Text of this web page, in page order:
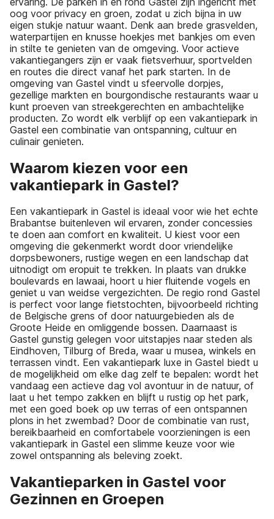
oog voor privacy en groen, zodat u zich bijna in uw
eigen stukje natuur waant. Denk aan brede grasvelden,
waterpartijen en knusse hoekjes met bankjes om even
in stilte te genieten van de omgeving. Voor actieve
vakantiegangers zijn er vaak fietsverhuur, sportvelden
en routes die direct vanaf het park starten. In de
omgeving van Gastel vindt u sfeervolle dorpjes,
gezellige markten en bourgondische restaurants waar u
kunt proeven van streekgerechten en ambachtelijke
producten. Zo wordt elk verblijf op een vakantiepark in
Gastel een combinatie van ontspanning, cultuur en
culinair genieten.
Waarom kiezen voor een
vakantiepark in Gastel?
Een vakantiepark in Gastel is ideaal voor wie het echte
Brabantse buitenleven wil ervaren, zonder concessies
te doen aan comfort en kwaliteit. U kiest voor een
omgeving die gekenmerkt wordt door vriendelijke
dorpsbewoners, rustige wegen en een landschap dat
uitnodigt om eropuit te trekken. In plaats van drukke
boulevards en lawaai, hoort u hier fluitende vogels en
geniet u van weidse vergezichten. De regio rond Gastel
is perfect voor lange fietstochten, bijvoorbeeld richting
de Belgische grens of door natuurgebieden als de
Groote Heide en omliggende bossen. Daarnaast is
Gastel gunstig gelegen voor uitstapjes naar steden als
Eindhoven, Tilburg of Breda, waar u musea, winkels en
terrassen vindt. Een vakantiepark luxe in Gastel biedt u
de mogelijkheid om elke dag zelf te bepalen: wordt het
vandaag een actieve dag vol avontuur in de natuur, of
laat u het tempo zakken en blijft u rustig op het park,
met een goed boek op uw terras of een ontspannen
plons in het zwembad? Door de combinatie van rust,
bereikbaarheid en comfortabele voorzieningen is een
vakantiepark in Gastel een slimme keuze voor wie
zowel ontspanning als beleving zoekt.
Vakantieparken in Gastel voor
Gezinnen en Groepen